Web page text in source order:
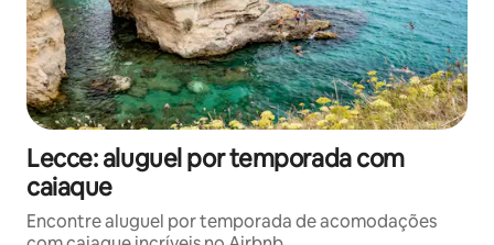
Lecce: aluguel por temporada com
caiaque
Encontre aluguel por temporada de acomodações